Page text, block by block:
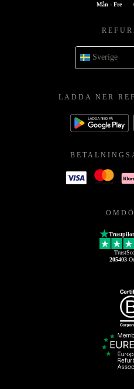
Mån - Fre
Sverige
LADDA NER
Trustpilot
205403